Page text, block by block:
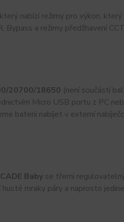
nabízí režimy pro výkon, který
a režimy předžhavení
20700/18650 (není součástí
Micro USB portu z PC
baterii nabíjet v externí
Babyse třemi
mraky páry a naprosto